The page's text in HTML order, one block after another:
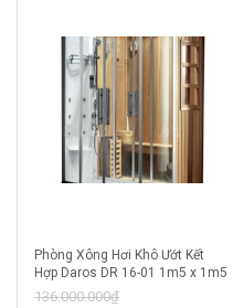
Phòng Xông Hơi Khô Ướt Kết
Hợp Daros DR 16-01 1m5 x 1m5
136.000.000₫